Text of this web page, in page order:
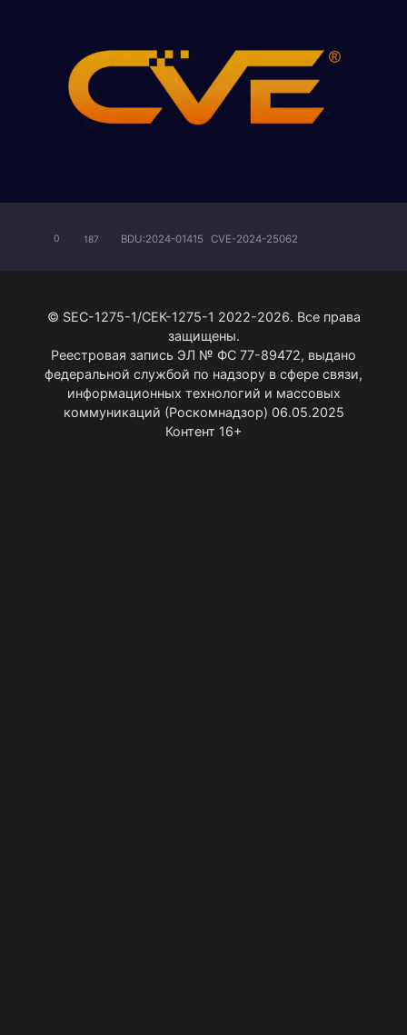
0 187 BDU:2024-01415 CVE-2024-25062
© SEC-1275-1/СЕК-1275-1 2022-2026. Все права
защищены.
Реестровая запись ЭЛ № ФС 77-89472, выдано
федеральной службой по надзору в сфере связи,
информационных технологий и массовых
коммуникаций (Роскомнадзор) 06.05.2025
Контент 16+